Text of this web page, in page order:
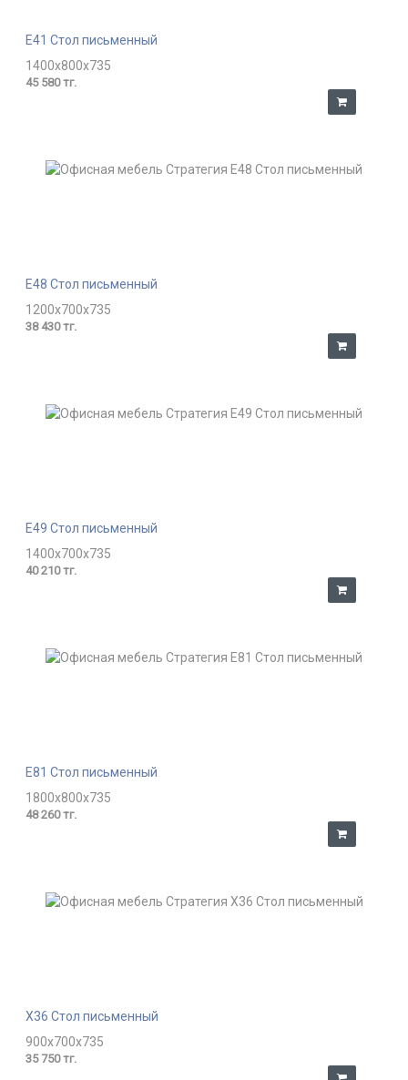
E41 Стол письменный
1400x800x735
45 580 тг.
E48 Стол письменный
1200x700x735
38 430 тг.
E49 Стол письменный
1400x700x735
40 210 тг.
E81 Стол письменный
1800x800x735
48 260 тг.
X36 Стол письменный
900x700x735
35 750 тг.